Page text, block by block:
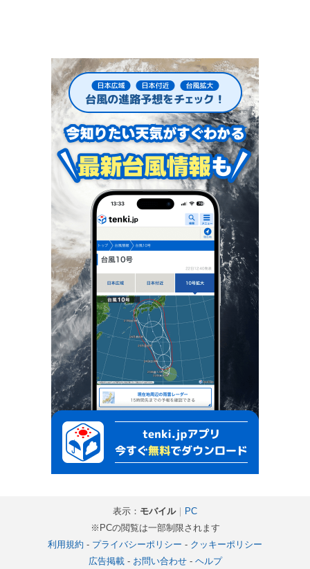
表示： モバイル｜ PC
※PCの閲覧は一部制限されます
利用規約 - プライバシーポリシー - クッキーポリシー
広告掲載- お問い合わせ- ヘルプ